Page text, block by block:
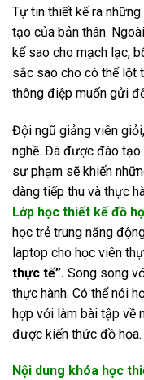
Tự tin thiết kế ra
tạo của bản thân.
kế sao cho mạch lạc,
sắc sao cho có thể lột
thông điệp muốn gửi
Đội ngũ giảng viên
nghề. Đã được đào tạo
sư phạm sẽ khiến
dàng tiếp thu và thực
Lớp học thiết kế đồ
học trẻ trung năng
laptop cho học viên
thực tế”. Song song
thực hành. Có thể nói
hợp với làm bài tập về
được kiến thức đồ họa.
Nội dung khóa học